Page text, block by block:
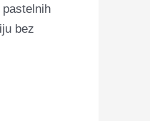
bez